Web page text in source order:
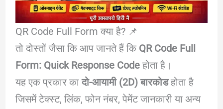
QR Code Full Form क्या है? 📌
तो दोस्तों जैसा कि आप जानते हैं कि QR Code Full
Form: Quick Response Codeहोता है।
यह एक प्रकार कादो-आयामी (2D) बारकोडहोता है
जिसमें टेक्स्ट, लिंक, फोन नंबर, पेमेंट जानकारी या अन्य